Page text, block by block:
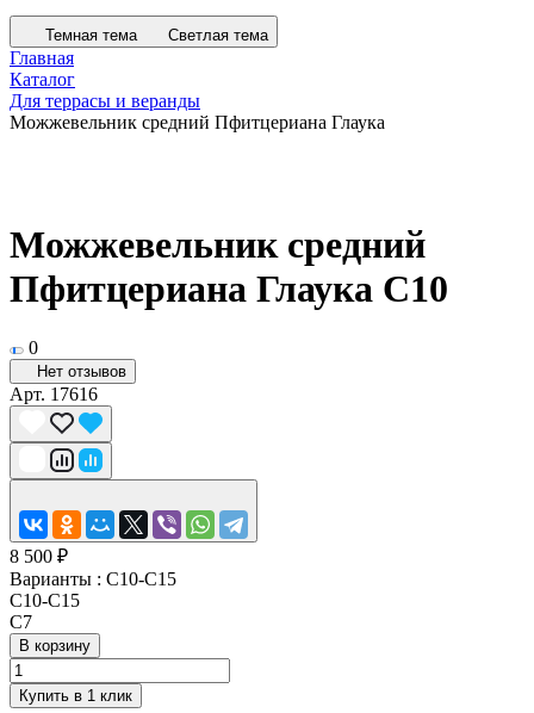
Темная тема Светлая тема
Главная
Каталог
Для террасы и веранды
Можжевельник средний Пфитцериана Глаука
Можжевельник средний
Пфитцериана Глаука С10
0
Нет отзывов
Арт. 17616
8 500 ₽
Варианты : С10-С15
С10-С15
С7
В корзину
Купить в 1 клик